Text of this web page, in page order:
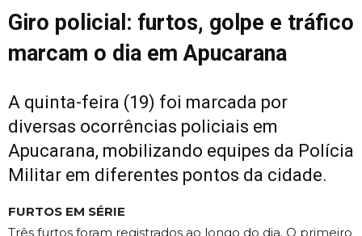
Giro policial: furtos, golpe e tráfico
marcam o dia em Apucarana
A quinta-feira (19) foi marcada por
diversas ocorrências policiais em
Apucarana, mobilizando equipes da Polícia
Militar em diferentes pontos da cidade.
FURTOS EM SÉRIE
Três furtos foram registrados ao longo do dia. O primeiro